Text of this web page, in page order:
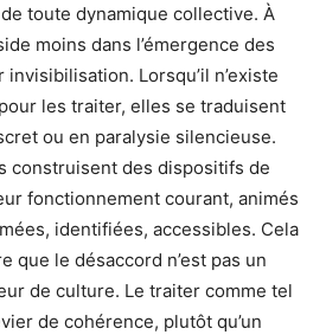
toute dynamique collective. À
moins dans l’émergence des
Lorsqu’il n’existe
les traiter, elles se traduisent
ou en paralysie silencieuse.
construisent des dispositifs de
fonctionnement courant, animés
identifiées, accessibles. Cela
que le désaccord n’est pas un
de culture. Le traiter comme tel
de cohérence, plutôt qu’un